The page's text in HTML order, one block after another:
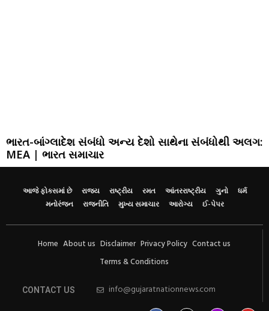
ભારત-બાંગ્લાદેશ સંબંધો અન્ય દેશો સાથેના સંબંધોથી અલગ:
MEA | ભારત સમાચાર
આજે ફોકસમાં છે રાજ્ય રાષ્ટ્રીય રમત આંતરરાષ્ટ્રીય ગુનો
ધર્મ
મનોરંજન
રાજનીતિ મુખ્ય સમાચાર આરોગ્ય ઈ-પેપર
Home About us Disclaimer Privacy Policy Contact us
Terms & Conditions
CONTACT US info@gujaratnationnews.com